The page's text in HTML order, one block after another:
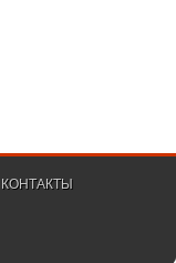
КОНТАКТЫ